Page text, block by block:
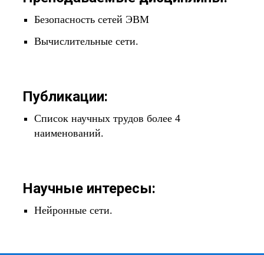
Безопасность сетей ЭВМ
Вычислительные сети.
Публикации:
Список научных трудов более 4
наименований.
Научные интересы:
Нейронные сети.